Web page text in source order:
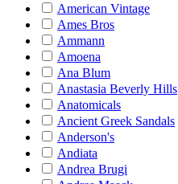
American Vintage
Ames Bros
Ammann
Amoena
Ana Blum
Anastasia Beverly Hills
Anatomicals
Ancient Greek Sandals
Anderson's
Andiata
Andrea Brugi